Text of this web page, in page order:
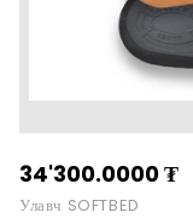
34'300.0000₮
Улавч SOFTBED